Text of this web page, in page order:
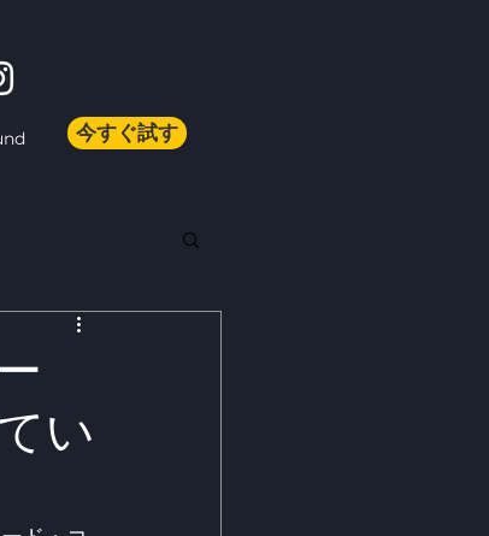
今すぐ試す
い